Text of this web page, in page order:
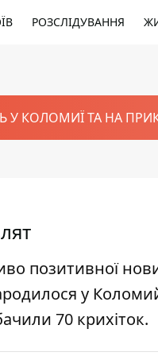
РОЗСЛІДУВАННЯ
У КОЛОМИЇ ТА НА
позитивної
у
70 крихіток.